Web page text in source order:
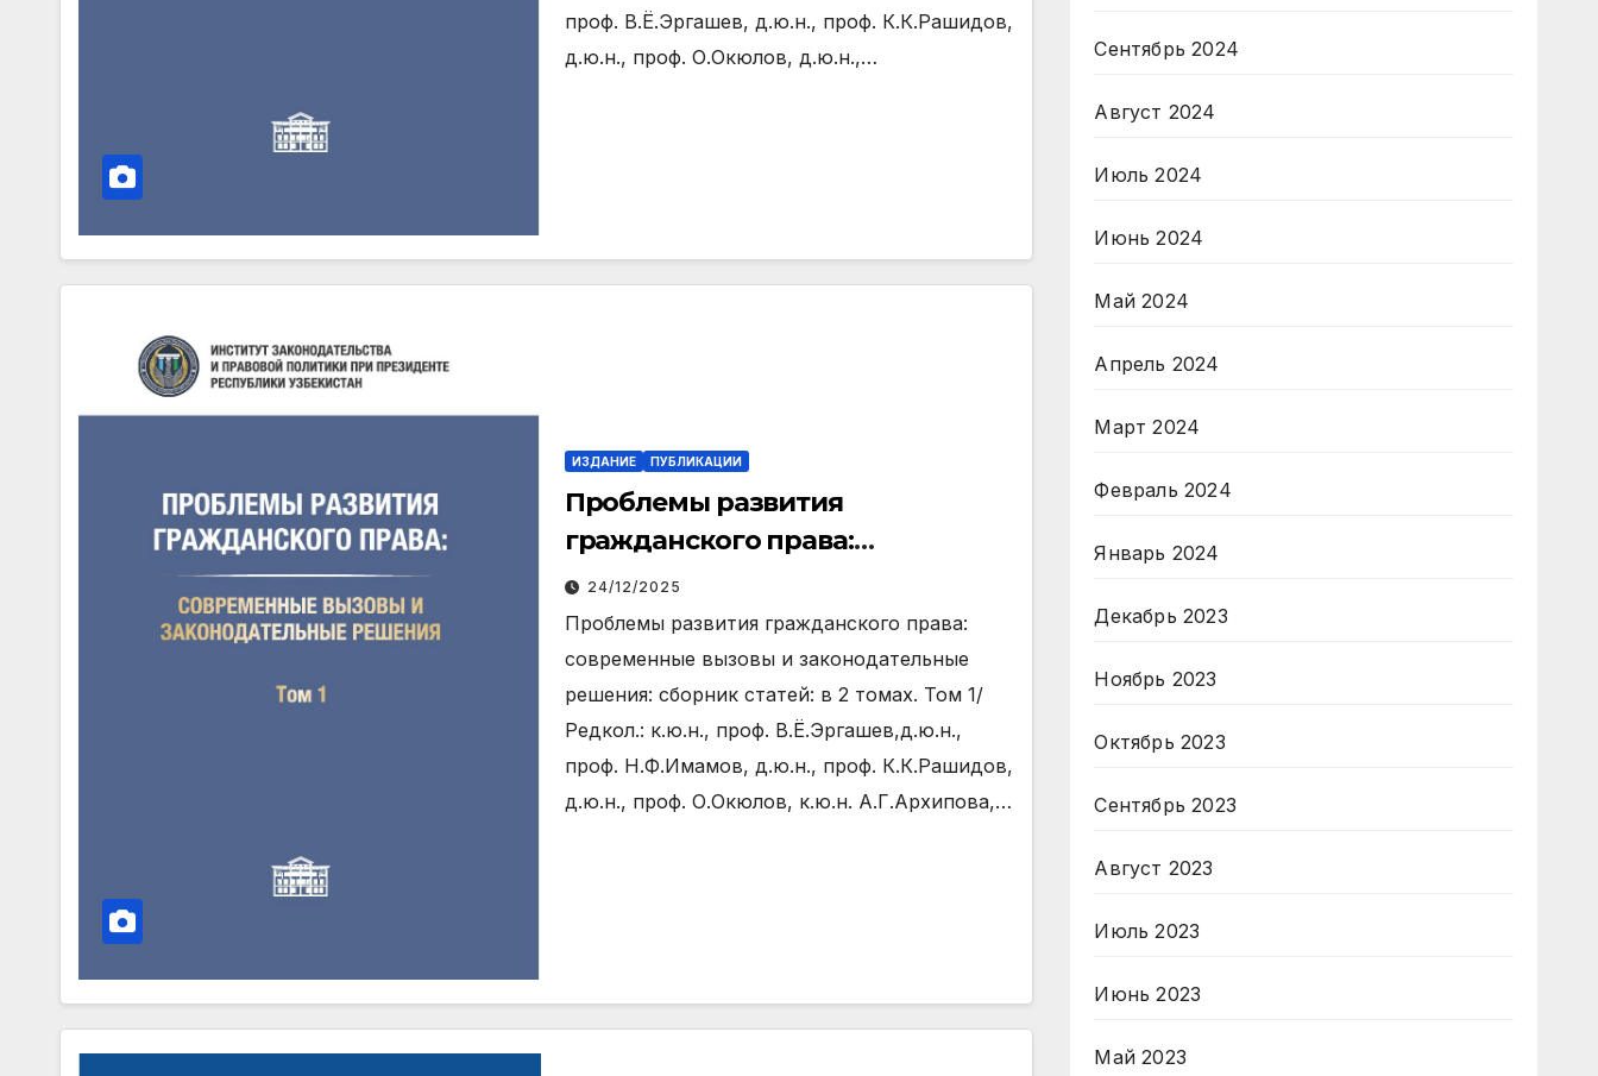
проф. В.Ё.Эргашев, д.ю.н., проф. К.К.Рашидов,
д.ю.н., проф. О.Окюлов, д.ю.н.,…
ИЗДАНИЕ ПУБЛИКАЦИИ
Проблемы развития
гражданского права:
современные вызовы и
законодательные решения:
сборник статей: в 2 томах. Том 1
24/12/2025
Проблемы развития гражданского права:
современные вызовы и законодательные
решения: сборник статей: в 2 томах. Том 1/
Редкол.: к.ю.н., проф. В.Ё.Эргашев,д.ю.н.,
проф. Н.Ф.Имамов, д.ю.н., проф. К.К.Рашидов,
д.ю.н., проф. О.Окюлов, к.ю.н. А.Г.Архипова,…
Сентябрь 2024
Август 2024
Июль 2024
Июнь 2024
Май 2024
Апрель 2024
Март 2024
Февраль 2024
Январь 2024
Декабрь 2023
Ноябрь 2023
Октябрь 2023
Сентябрь 2023
Август 2023
Июль 2023
Июнь 2023
Май 2023